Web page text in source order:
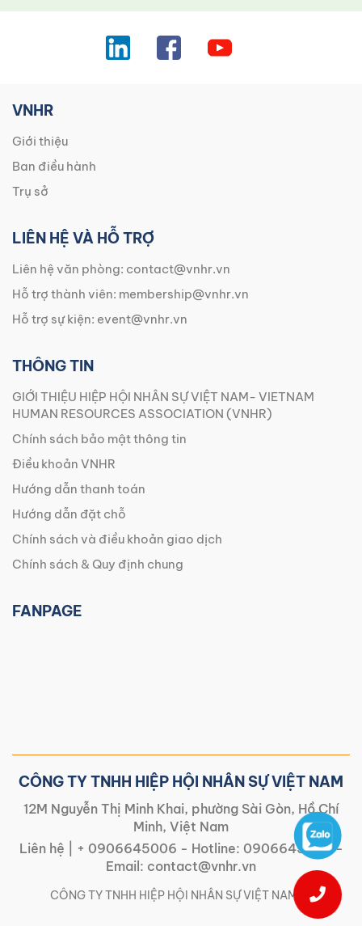
VNHR
Giới thiệu
Ban điều hành
Trụ sở
LIÊN HỆ VÀ HỖ TRỢ
Liên hệ văn phòng: contact@vnhr.vn
Hỗ trợ thành viên: membership@vnhr.vn
Hỗ trợ sự kiện: event@vnhr.vn
THÔNG TIN
GIỚI THIỆU HIỆP HỘI NHÂN SỰ VIỆT NAM- VIETNAM
HUMAN RESOURCES ASSOCIATION (VNHR)
Chính sách bảo mật thông tin
Điều khoản VNHR
Hướng dẫn thanh toán
Hướng dẫn đặt chỗ
Chính sách và điều khoản giao dịch
Chính sách & Quy định chung
FANPAGE
CÔNG TY TNHH HIỆP HỘI NHÂN SỰ VIỆT NAM
12M Nguyễn Thị Minh Khai, phường Sài Gòn, Hồ Chí
Minh, Việt Nam
Liên hệ |
+ 0906645006 - Hotline: 0906645006-
Email: contact@vnhr.vn
CÔNG TY TNHH HIỆP HỘI NHÂN SỰ VIỆT NAM | |